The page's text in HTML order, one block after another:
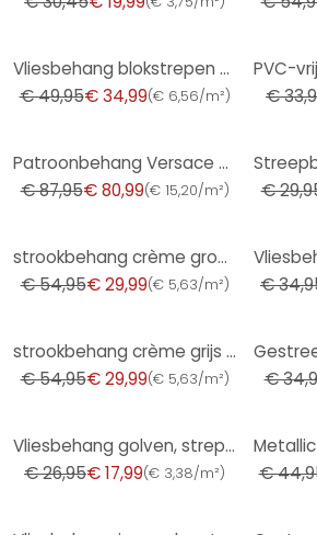
Vliesbehang blokstrepen modern in grijs
€ 49,95€ 34,99(€ 6,56/m²)
€
Patroonbehang Versace Behang Greek Metallic, Zwart
€ 87,95€ 80,99(€ 15,20/m²)
€
strookbehang crème groen - vliesbehang kunst A.S. Création - mat en licht gestructureerd
€ 54,95€ 29,99(€ 5,63/m²)
€
strookbehang crème grijs - vliesbehang kunst A.S. Création - mat en licht structuurloos
€ 54,95€ 29,99(€ 5,63/m²)
€
Vliesbehang golven, strepen grafisch modern mat in wit grijs
€ 26,95€ 17,99(€ 3,38/m²)
€